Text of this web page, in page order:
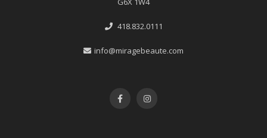
418.832.0111
info@miragebeaute.com